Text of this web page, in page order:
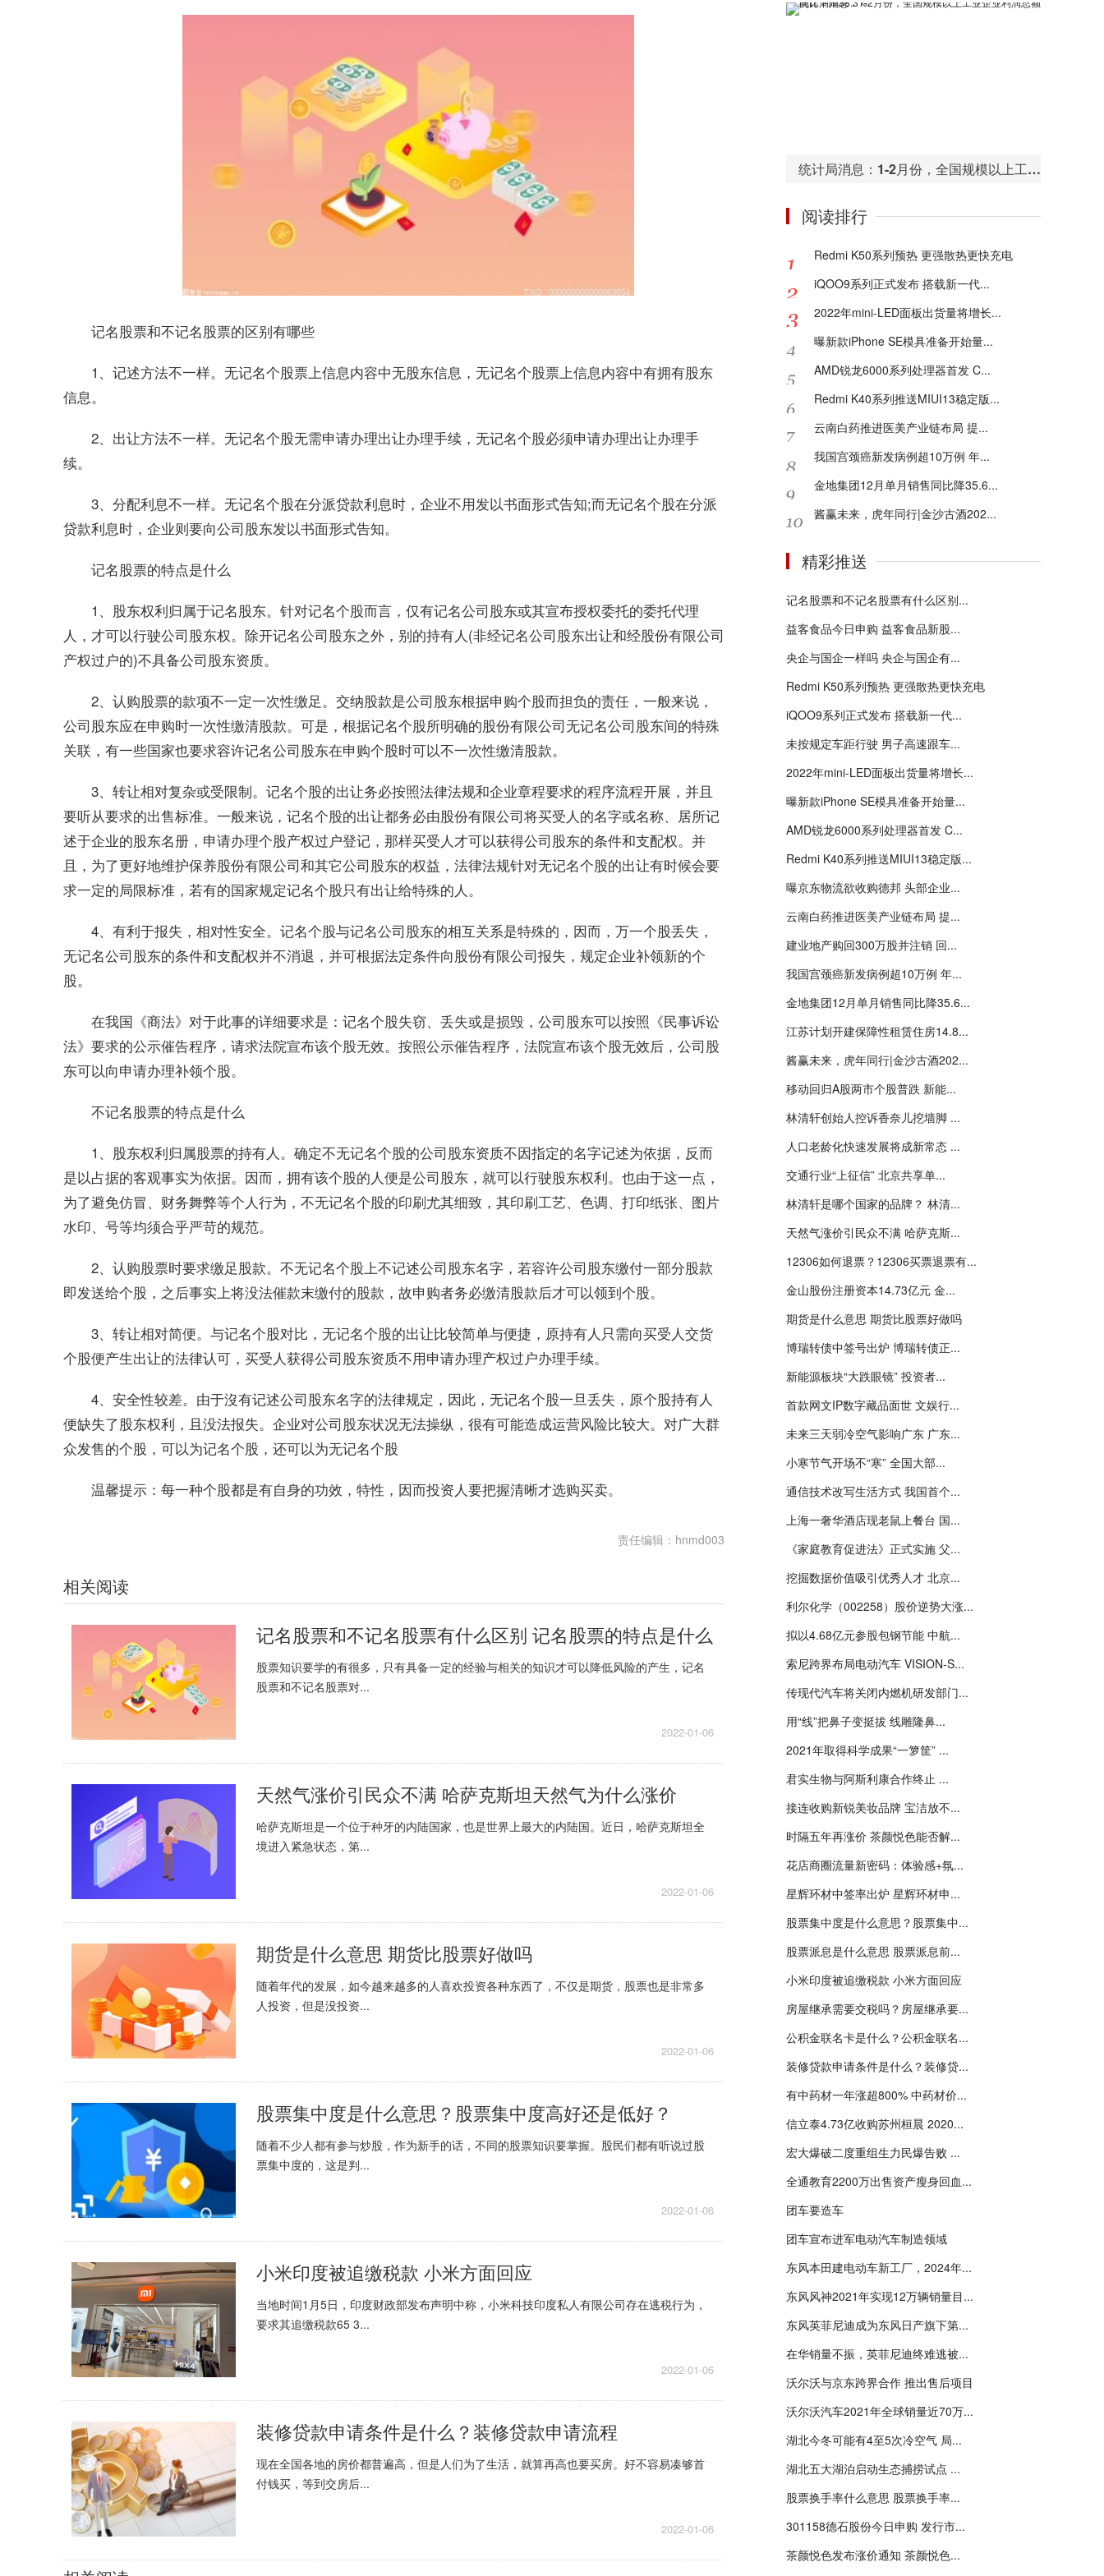
记名股票和不记名股票的区别有哪些
1、记述方法不一样。无记名个股票上信息内容中无股东信息，无记名个股票上信息内容中有拥有股东
信息。
2、出让方法不一样。无记名个股无需申请办理出让办理手续，无记名个股必须申请办理出让办理手
续。
3、分配利息不一样。无记名个股在分派贷款利息时，企业不用发以书面形式告知;而无记名个股在分派
贷款利息时，企业则要向公司股东发以书面形式告知。
记名股票的特点是什么
1、股东权利归属于记名股东。针对记名个股而言，仅有记名公司股东或其宣布授权委托的委托代理
人，才可以行驶公司股东权。除开记名公司股东之外，别的持有人(非经记名公司股东出让和经股份有限公司
产权过户的)不具备公司股东资质。
2、认购股票的款项不一定一次性缴足。交纳股款是公司股东根据申购个股而担负的责任，一般来说，
公司股东应在申购时一次性缴清股款。可是，根据记名个股所明确的股份有限公司无记名公司股东间的特殊
关联，有一些国家也要求容许记名公司股东在申购个股时可以不一次性缴清股款。
3、转让相对复杂或受限制。记名个股的出让务必按照法律法规和企业章程要求的程序流程开展，并且
要听从要求的出售标准。一般来说，记名个股的出让都务必由股份有限公司将买受人的名字或名称、居所记
述于企业的股东名册，申请办理个股产权过户登记，那样买受人才可以获得公司股东的条件和支配权。并
且，为了更好地维护保养股份有限公司和其它公司股东的权益，法律法规针对无记名个股的出让有时候会要
求一定的局限标准，若有的国家规定记名个股只有出让给特殊的人。
4、有利于报失，相对性安全。记名个股与记名公司股东的相互关系是特殊的，因而，万一个股丢失，
无记名公司股东的条件和支配权并不消退，并可根据法定条件向股份有限公司报失，规定企业补领新的个
股。
在我国《商法》对于此事的详细要求是：记名个股失窃、丢失或是损毁，公司股东可以按照《民事诉讼
法》要求的公示催告程序，请求法院宣布该个股无效。按照公示催告程序，法院宣布该个股无效后，公司股
东可以向申请办理补领个股。
不记名股票的特点是什么
1、股东权利归属股票的持有人。确定不无记名个股的公司股东资质不因指定的名字记述为依据，反而
是以占据的客观事实为依据。因而，拥有该个股的人便是公司股东，就可以行驶股东权利。也由于这一点，
为了避免仿冒、财务舞弊等个人行为，不无记名个股的印刷尤其细致，其印刷工艺、色调、打印纸张、图片
水印、号等均须合乎严苛的规范。
2、认购股票时要求缴足股款。不无记名个股上不记述公司股东名字，若容许公司股东缴付一部分股款
即发送给个股，之后事实上将没法催款末缴付的股款，故申购者务必缴清股款后才可以领到个股。
3、转让相对简便。与记名个股对比，无记名个股的出让比较简单与便捷，原持有人只需向买受人交货
个股便产生出让的法律认可，买受人获得公司股东资质不用申请办理产权过户办理手续。
4、安全性较差。由于沒有记述公司股东名字的法律规定，因此，无记名个股一旦丢失，原个股持有人
便缺失了股东权利，且没法报失。企业对公司股东状况无法操纵，很有可能造成运营风险比较大。对广大群
众发售的个股，可以为记名个股，还可以为无记名个股
温馨提示：每一种个股都是有自身的功效，特性，因而投资人要把握清晰才选购买卖。
责任编辑：hnmd003
相关阅读
记名股票和不记名股票有什么区别 记名股票的特点是什么
股票知识要学的有很多，只有具备一定的经验与相关的知识才可以降低风险的产生，记名
股票和不记名股票对...
2022-01-06
天然气涨价引民众不满 哈萨克斯坦天然气为什么涨价
哈萨克斯坦是一个位于种牙的内陆国家，也是世界上最大的内陆国。近日，哈萨克斯坦全
境进入紧急状态，第...
2022-01-06
期货是什么意思 期货比股票好做吗
随着年代的发展，如今越来越多的人喜欢投资各种东西了，不仅是期货，股票也是非常多
人投资，但是没投资...
2022-01-06
股票集中度是什么意思？股票集中度高好还是低好？
随着不少人都有参与炒股，作为新手的话，不同的股票知识要掌握。股民们都有听说过股
票集中度的，这是判...
2022-01-06
小米印度被追缴税款 小米方面回应
当地时间1月5日，印度财政部发布声明中称，小米科技印度私人有限公司存在逃税行为，
要求其追缴税款65 3...
2022-01-06
装修贷款申请条件是什么？装修贷款申请流程
现在全国各地的房价都普遍高，但是人们为了生活，就算再高也要买房。好不容易凑够首
付钱买，等到交房后...
2022-01-06
统计局消息：1-2月份，全国规模以上工业企业利润总额同比下降38.3%
阅读排行
Redmi K50系列预热 更强散热更快充电
iQOO9系列正式发布 搭载新一代...
2022年mini-LED面板出货量将增长...
曝新款iPhone SE模具准备开始量...
AMD锐龙6000系列处理器首发 C...
Redmi K40系列推送MIUI13稳定版...
云南白药推进医美产业链布局 提...
我国宫颈癌新发病例超10万例 年...
金地集团12月单月销售同比降35.6...
酱赢未来，虎年同行|金沙古酒202...
精彩推送
记名股票和不记名股票有什么区别...
益客食品今日申购 益客食品新股...
央企与国企一样吗 央企与国企有...
Redmi K50系列预热 更强散热更快充电
iQOO9系列正式发布 搭载新一代...
未按规定车距行驶 男子高速跟车...
2022年mini-LED面板出货量将增长...
曝新款iPhone SE模具准备开始量...
AMD锐龙6000系列处理器首发 C...
Redmi K40系列推送MIUI13稳定版...
曝京东物流欲收购德邦 头部企业...
云南白药推进医美产业链布局 提...
建业地产购回300万股并注销 回...
我国宫颈癌新发病例超10万例 年...
金地集团12月单月销售同比降35.6...
江苏计划开建保障性租赁住房14.8...
酱赢未来，虎年同行|金沙古酒202...
移动回归A股两市个股普跌 新能...
林清轩创始人控诉香奈儿挖墙脚 ...
人口老龄化快速发展将成新常态 ...
交通行业“上征信” 北京共享单...
林清轩是哪个国家的品牌？ 林清...
天然气涨价引民众不满 哈萨克斯...
12306如何退票？12306买票退票有...
金山股份注册资本14.73亿元 金...
期货是什么意思 期货比股票好做吗
博瑞转债中签号出炉 博瑞转债正...
新能源板块“大跌眼镜” 投资者...
首款网文IP数字藏品面世 文娱行...
未来三天弱冷空气影响广东 广东...
小寒节气开场不“寒” 全国大部...
通信技术改写生活方式 我国首个...
上海一奢华酒店现老鼠上餐台 国...
《家庭教育促进法》正式实施 父...
挖掘数据价值吸引优秀人才 北京...
利尔化学（002258）股价逆势大涨...
拟以4.68亿元参股包钢节能 中航...
索尼跨界布局电动汽车 VISION-S...
传现代汽车将关闭内燃机研发部门...
用“线”把鼻子变挺拔 线雕隆鼻...
2021年取得科学成果“一箩筐” ...
君实生物与阿斯利康合作终止 ...
接连收购新锐美妆品牌 宝洁放不...
时隔五年再涨价 茶颜悦色能否解...
花店商圈流量新密码：体验感+氛...
星辉环材中签率出炉 星辉环材申...
股票集中度是什么意思？股票集中...
股票派息是什么意思 股票派息前...
小米印度被追缴税款 小米方面回应
房屋继承需要交税吗？房屋继承要...
公积金联名卡是什么？公积金联名...
装修贷款申请条件是什么？装修贷...
有中药材一年涨超800% 中药材价...
信立泰4.73亿收购苏州桓晨 2020...
宏大爆破二度重组生力民爆告败 ...
全通教育2200万出售资产瘦身回血...
团车要造车
团车宣布进军电动汽车制造领域
东风本田建电动车新工厂，2024年...
东风风神2021年实现12万辆销量目...
东风英菲尼迪成为东风日产旗下第...
在华销量不振，英菲尼迪终难逃被...
沃尔沃与京东跨界合作 推出售后项目
沃尔沃汽车2021年全球销量近70万...
湖北今冬可能有4至5次冷空气 局...
湖北五大湖泊启动生态捕捞试点 ...
股票换手率什么意思 股票换手率...
301158德石股份今日申购 发行市...
茶颜悦色发布涨价通知 茶颜悦色...